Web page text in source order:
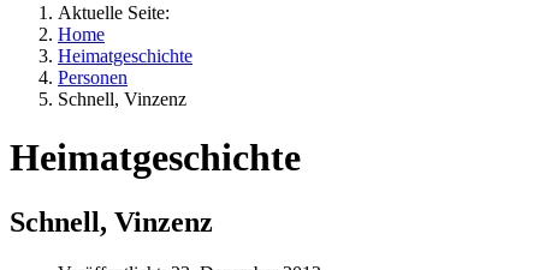
Aktuelle Seite:
Home
Heimatgeschichte
Personen
Schnell, Vinzenz
Heimatgeschichte
Schnell, Vinzenz